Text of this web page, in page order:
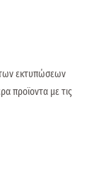
εκτυπώσεων
προϊοντα με τις